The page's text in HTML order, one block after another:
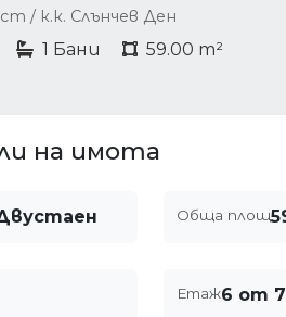
/ к.к. Слънчев Ден
1 Бани 59.00 m²
на имота
Обща площ
Етаж6 от 7